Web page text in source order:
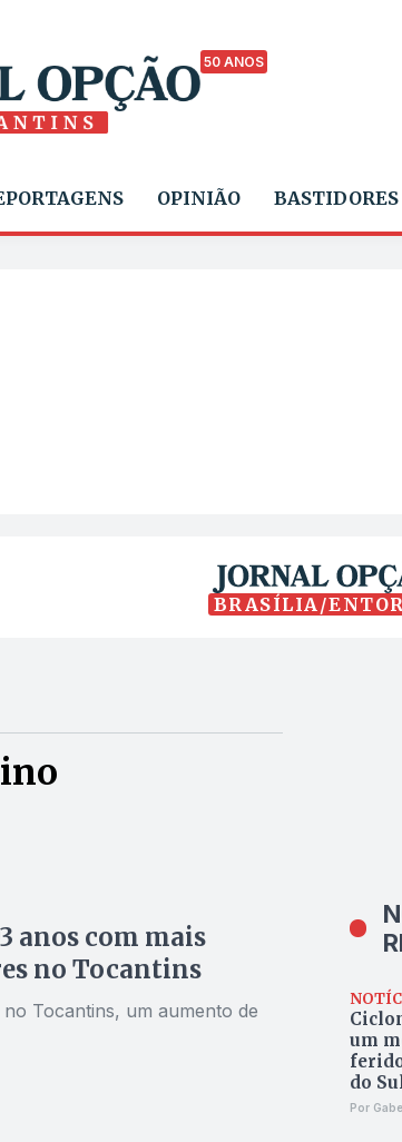
50 ANOS
OPINIÃO BASTIDORES
BRASÍLIA/
anos com mais
no Tocantins
Tocantins, um aumento de
um
do
Por